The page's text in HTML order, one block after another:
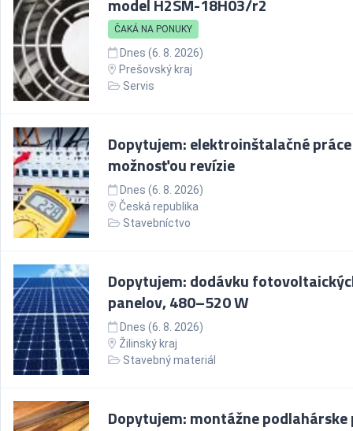
model H2SM-18H03/r2
ČAKÁ NA PONUKY
Dnes (6. 8. 2026)
Prešovský kraj
Servis
Dopytujem: elektroinštalačné
možnosťou revízie
Dnes (6. 8. 2026)
Česká republika
Stavebníctvo
Dopytujem: dodávku
panelov, 480–520 W
Dnes (6. 8. 2026)
Žilinský kraj
Stavebný materiál
Dopytujem: montážne podlahárske